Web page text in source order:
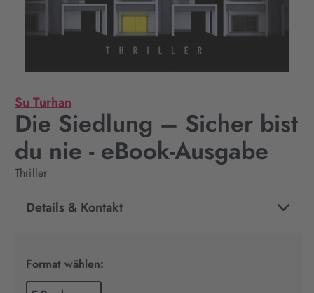
Su Turhan
Die Siedlung – Sicher bist
du nie - eBook-Ausgabe
Thriller
Details & Kontakt
Format wählen: